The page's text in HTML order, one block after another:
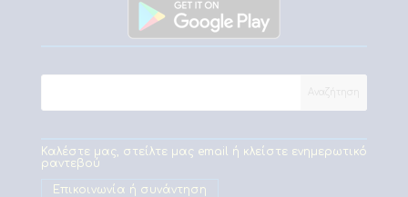
Καλέστε μας, στείλτε μας email ή κλείστε ενημερωτικό
ραντεβού
Επικοινωνία ή συνάντηση